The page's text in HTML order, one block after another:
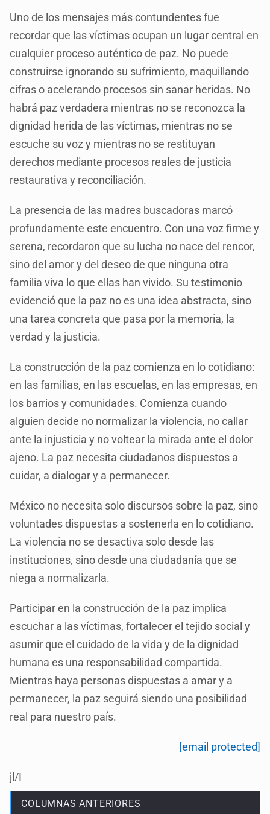
Uno de los mensajes más contundentes fue
recordar que las víctimas ocupan un lugar central en
cualquier proceso auténtico de paz. No puede
construirse ignorando su sufrimiento, maquillando
cifras o acelerando procesos sin sanar heridas. No
habrá paz verdadera mientras no se reconozca la
dignidad herida de las víctimas, mientras no se
escuche su voz y mientras no se restituyan
derechos mediante procesos reales de justicia
restaurativa y reconciliación.
La presencia de las madres buscadoras marcó
profundamente este encuentro. Con una voz firme y
serena, recordaron que su lucha no nace del rencor,
sino del amor y del deseo de que ninguna otra
familia viva lo que ellas han vivido. Su testimonio
evidenció que la paz no es una idea abstracta, sino
una tarea concreta que pasa por la memoria, la
verdad y la justicia.
La construcción de la paz comienza en lo cotidiano:
en las familias, en las escuelas, en las empresas, en
los barrios y comunidades. Comienza cuando
alguien decide no normalizar la violencia, no callar
ante la injusticia y no voltear la mirada ante el dolor
ajeno. La paz necesita ciudadanos dispuestos a
cuidar, a dialogar y a permanecer.
México no necesita solo discursos sobre la paz, sino
voluntades dispuestas a sostenerla en lo cotidiano.
La violencia no se desactiva solo desde las
instituciones, sino desde una ciudadanía que se
niega a normalizarla.
Participar en la construcción de la paz implica
escuchar a las víctimas, fortalecer el tejido social y
asumir que el cuidado de la vida y de la dignidad
humana es una responsabilidad compartida.
Mientras haya personas dispuestas a amar y a
permanecer, la paz seguirá siendo una posibilidad
real para nuestro país.
[email protected]
jl/I
COLUMNAS ANTERIORES